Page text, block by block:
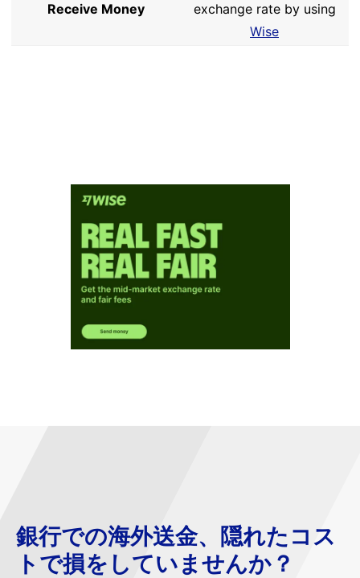
Receive Money
exchange rate by using
Wise
銀行での海外送金、隠れたコス
トで損をしていませんか？